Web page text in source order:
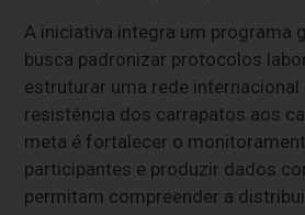
A iniciativa integra um programa
busca padronizar protocolos
estruturar uma rede internacional
resistência dos carrapatos aos
meta é fortalecer o
participantes e produzir dados
permitam compreender a